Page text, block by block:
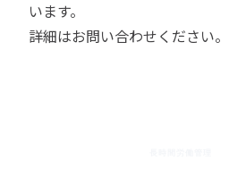
います。
詳細はお問い合わせください。